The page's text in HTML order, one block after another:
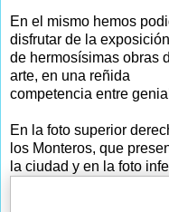
En el mismo hemos
disfrutar de la exposición
de hermosísimas obras
arte, en una reñida
competencia entre
En la foto superior
los Monteros, que
la ciudad y en la foto